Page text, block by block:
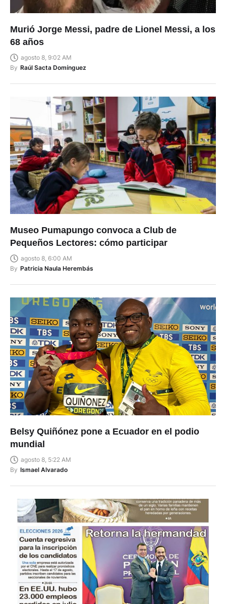
Murió Jorge Messi, padre de Lionel Messi, a los
68 años
agosto 8, 9:02 AM
By Raúl Sacta Domínguez
Museo Pumapungo convoca a Club de
Pequeños Lectores: cómo participar
agosto 8, 6:00 AM
By Patricia Naula Herembás
Belsy Quiñónez pone a Ecuador en el podio
mundial
agosto 8, 5:22 AM
By Ismael Alvarado